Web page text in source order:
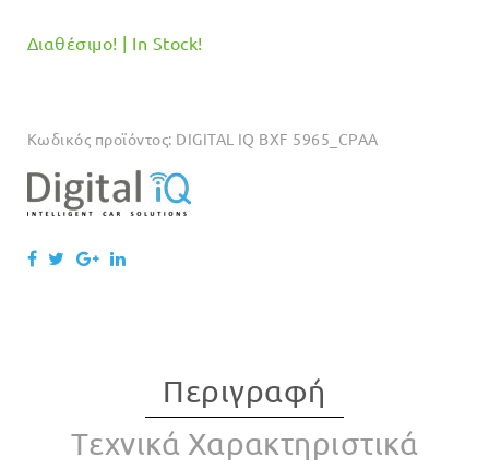
Διαθέσιμο! | In Stock!
Κωδικός προϊόντος: DIGITAL IQ BXF 5965_CPAA
Περιγραφή
Tεχνικά Χαρακτηριστικά